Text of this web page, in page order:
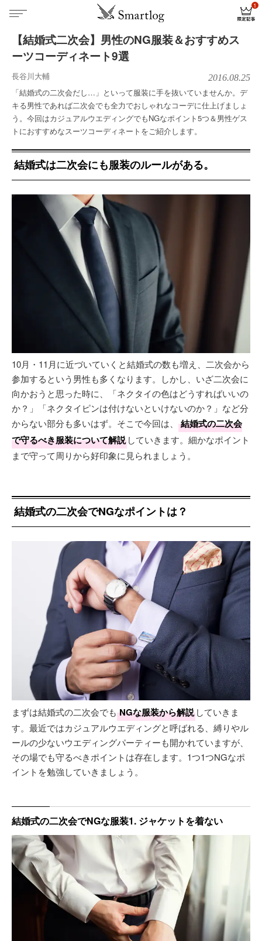
【結婚式二次会】男性のNG服装＆おすすめス
ーツコーディネート9選
長谷川大輔 2016.08.25
「結婚式の二次会だし…」といって服装に手を抜いていませんか。デ
キる男性であれば二次会でも全力でおしゃれなコーデに仕上げましょ
う。今回はカジュアルウエディングでもNGなポイント5つ＆男性ゲス
トにおすすめなスーツコーディネートをご紹介します。
結婚式は二次会にも服装のルールがある。
10月・11月に近づいていくと結婚式の数も増え、二次会から
参加するという男性も多くなります。しかし、いざ二次会に
向かおうと思った時に、「ネクタイの色はどうすればいいの
か？」「ネクタイピンは付けないといけないのか？」など分
からない部分も多いはず。そこで今回は、
結婚式の二次会
で守るべき服装について解説 していきます。細かなポイント
まで守って周りから好印象に見られましょう。
結婚式の二次会でNGなポイントは？
まずは結婚式の二次会でも NGな服装から解説 していきま
す。最近ではカジュアルウエディングと呼ばれる、縛りやル
ールの少ないウエディングパーティーも開かれていますが、
その場でも守るべきポイントは存在します。1つ1つNGなポ
イントを勉強していきましょう。
結婚式の二次会でNGな服装1. ジャケットを着ない